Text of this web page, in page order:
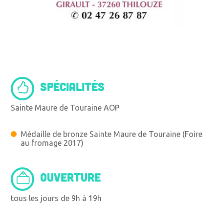
SPÉCIALITÉS
Sainte Maure de Touraine AOP
Médaille de bronze Sainte Maure de Touraine (Foire
au fromage 2017)
OUVERTURE
tous les jours de 9h à 19h